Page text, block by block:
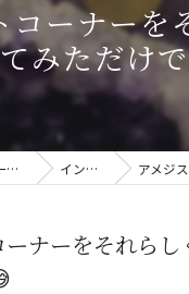
コーナーを
みただけ
熊本県阿蘇のパワーストーンなら奇跡を呼ぶ店 インスタグラム アメジストコーナ
ーナーをそれら